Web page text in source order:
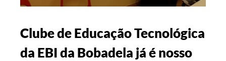
Clube de Educação Tecnológica
da EBI da Bobadela já é nosso